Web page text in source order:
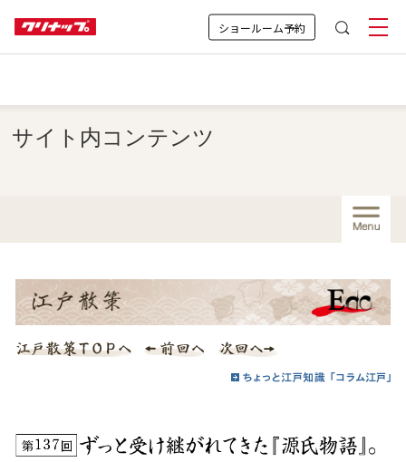
ショールーム予約
サイト内コンテンツ